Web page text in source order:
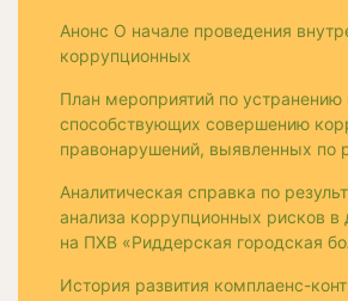
Анонс О начале проведения
коррупционных
План мероприятий по устранению
способствующих совершению
правонарушений, выявленных по
Аналитическая справка по
анализа коррупционных рисков в
на ПХВ «Риддерская городская
История развития комплаенс-